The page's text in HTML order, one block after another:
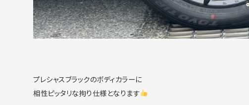
プレシャスブラックのボディカラーに
相性ピッタリな拘り仕様となります